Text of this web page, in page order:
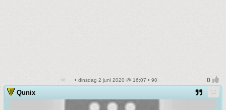
• dinsdag 2 juni 2020 @ 16:07 • 90
Qunix